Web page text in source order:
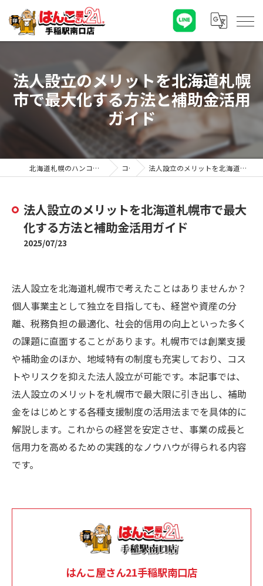
法人設立のメリットを北海道札幌
市で最大化する方法と補助金活用
ガイド
北海道札幌のハンコならはんこ屋さん21手稲駅南口店 コラム 法人設立のメリットを北海道札幌市で最大化する方法と補助金活用ガイド
法人設立のメリットを北海道札幌市で最大
化する方法と補助金活用ガイド
2025/07/23
法人設立を北海道札幌市で考えたことはありませんか？
個人事業主として独立を目指しても、経営や資産の分
離、税務負担の最適化、社会的信用の向上といった多く
の課題に直面することがあります。札幌市では創業支援
や補助金のほか、地域特有の制度も充実しており、コス
トやリスクを抑えた法人設立が可能です。本記事では、
法人設立のメリットを札幌市で最大限に引き出し、補助
金をはじめとする各種支援制度の活用法までを具体的に
解説します。これからの経営を安定させ、事業の成長と
信用力を高めるための実践的なノウハウが得られる内容
です。
はんこ屋さん21手稲駅南口店